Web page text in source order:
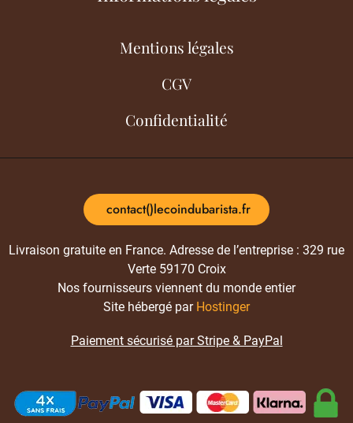
Mentions légales
CGV
Confidentialité
contact()lecoindubarista.fr
Livraison gratuite en France. Adresse de l’entreprise : 329 rue
Verte 59170 Croix
Nos fournisseurs viennent du monde entier
Site hébergé par Hostinger
Paiement sécurisé par Stripe & PayPal